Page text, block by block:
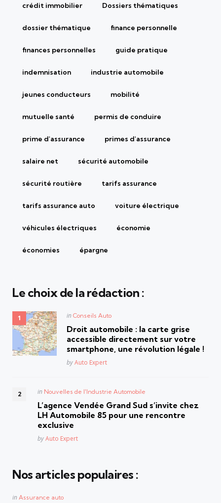
crédit immobilier Dossiers thématiques
dossier thématique finance personnelle
finances personnelles guide pratique
indemnisation industrie automobile
jeunes conducteurs mobilité
mutuelle santé permis de conduire
prime d'assurance primes d'assurance
salaire net sécurité automobile
sécurité routière tarifs assurance
tarifs assurance auto voiture électrique
véhicules électriques économie
économies épargne
Le choix de la rédaction :
Posted
in Conseils Auto
Droit automobile : la carte grise
accessible directement sur votre
smartphone, une révolution légale !
Posted
byAuto Expert
Posted
in Nouvelles de l'Industrie Automobile
L’agence Vendée Grand Sud s’invite chez
LH Automobile 85 pour une rencontre
exclusive
Posted
byAuto Expert
Nos articles populaires :
Posted
in Assurance auto